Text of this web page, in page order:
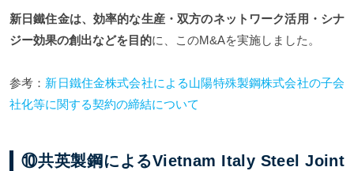
新日鐵住金は、効率的な生産・双方のネットワーク活用・シナ
ジー効果の創出などを目的に、このM&Aを実施しました。
参考： 新日鐵住金株式会社による山陽特殊製鋼株式会社の子会
社化等に関する契約の締結について
⑩共英製鋼によるVietnam Italy Steel Joint